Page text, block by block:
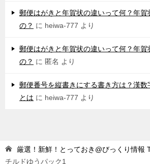
郵便はがきと年賀状の違いって何？年賀
の？ に heiwa-777 より
郵便はがきと年賀状の違いって何？年賀
の？ に 匿名 より
郵便番号を縦書きにする書き方は？漢数
とは に heiwa-777 より
厳選！新鮮！とっておき@びっくり情報
チルドゆうパック1